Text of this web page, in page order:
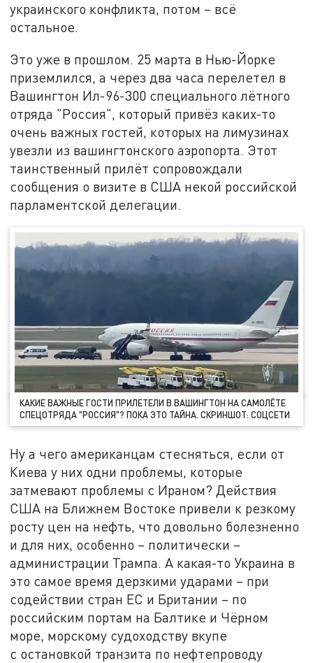
украинского конфликта, потом – всё
остальное.
Это уже в прошлом. 25 марта в Нью-Йорке
приземлился, а через два часа перелетел в
Вашингтон Ил-96-300 специального лётного
отряда "Россия", который привёз каких-то
очень важных гостей, которых на лимузинах
увезли из вашингтонского аэропорта. Этот
таинственный прилёт сопровождали
сообщения о визите в США некой российской
парламентской делегации.
КАКИЕ ВАЖНЫЕ ГОСТИ ПРИЛЕТЕЛИ В ВАШИНГТОН НА САМОЛЁТЕ
СПЕЦОТРЯДА "РОССИЯ"? ПОКА ЭТО ТАЙНА. СКРИНШОТ: СОЦСЕТИ
Ну а чего американцам стесняться, если от
Киева у них одни проблемы, которые
затмевают проблемы с Ираном? Действия
США на Ближнем Востоке привели к резкому
росту цен на нефть, что довольно болезненно
и для них, особенно – политически –
администрации Трампа. А какая-то Украина в
это самое время дерзкими ударами – при
содействии стран ЕС и Британии – по
российским портам на Балтике и Чёрном
море, морскому судоходству вкупе
с остановкой транзита по нефтепроводу